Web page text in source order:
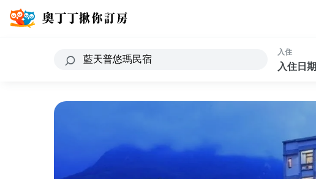
入住
入住日期